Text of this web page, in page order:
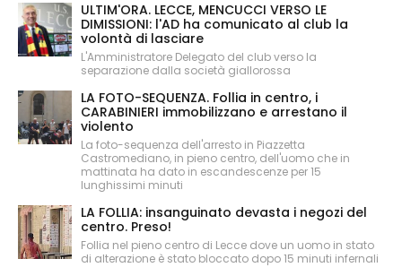
ULTIM'ORA. LECCE, MENCUCCI VERSO LE
DIMISSIONI: l'AD ha comunicato al club la
volontà di lasciare
L'Amministratore Delegato del club verso la
separazione dalla società giallorossa
LA FOTO-SEQUENZA. Follia in centro, i
CARABINIERI immobilizzano e arrestano il
violento
La foto-sequenza dell'arresto in Piazzetta
Castromediano, in pieno centro, dell'uomo che in
mattinata ha dato in escandescenze per 15
lunghissimi minuti
LA FOLLIA: insanguinato devasta i negozi del
centro. Preso!
Follia nel pieno centro di Lecce dove un uomo in stato
di alterazione è stato bloccato dopo 15 minuti infernali